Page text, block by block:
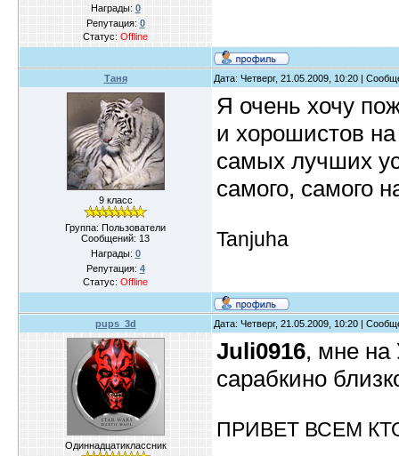
Награды: 0
Репутация: 0
Статус: Offline
Таня Дата: Четверг, 21.05.2009, 10:20 |
9 класс
Группа: Пользователи
Сообщений: 13
Награды: 0
Репутация: 4
Статус: Offline
Я очень хочу
и хорошистов
самых лучших
самого, самого
Tanjuha
pups_3d Дата: Четверг, 21.05.2009, 10:20 |
Одиннадцатиклассник
Juli0916, мне на
сарабкино
ПРИВЕТ ВСЕМ